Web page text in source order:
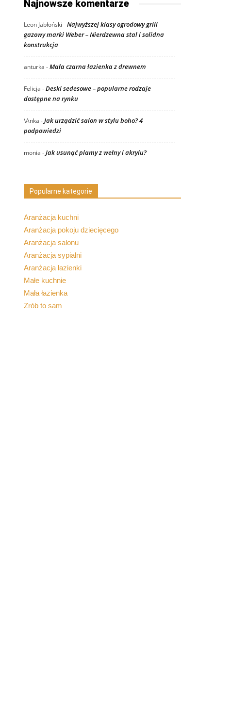
Najnowsze komentarze
Leon Jabłoński -Najwyższej klasy ogrodowy grill
gazowy marki Weber – Nierdzewna stal i solidna
konstrukcja
anturka -Mała czarna łazienka z drewnem
Felicja -Deski sedesowe – popularne rodzaje
dostępne na rynku
\Anka -Jak urządzić salon w stylu boho? 4
podpowiedzi
monia -Jak usunąć plamy z wełny i akrylu?
Popularne kategorie
Aranżacja kuchni
Aranżacja pokoju dziecięcego
Aranżacja salonu
Aranżacja sypialni
Aranżacja łazienki
Małe kuchnie
Mała łazienka
Zrób to sam